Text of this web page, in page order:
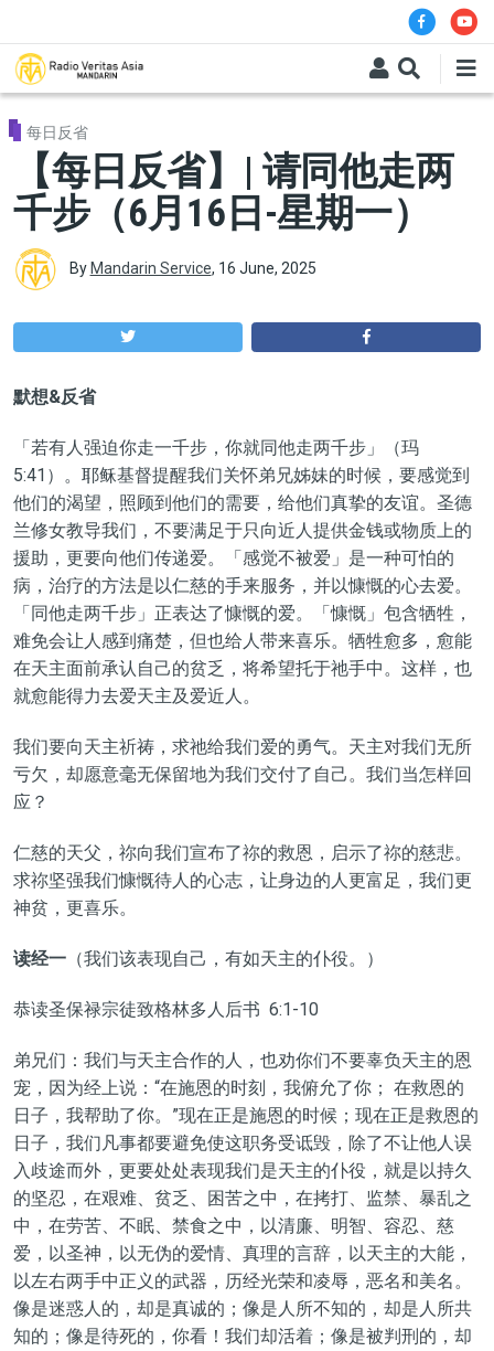
每日反省
【每日反省】| 请同他走两
千步（6月16日-星期一）
By Mandarin Service, 16 June, 2025
默想&反省
「若有人强迫你走一千步，你就同他走两千步」（玛
5:41）。耶稣基督提醒我们关怀弟兄姊妹的时候，要感觉到
他们的渴望，照顾到他们的需要，给他们真挚的友谊。圣德
兰修女教导我们，不要满足于只向近人提供金钱或物质上的
援助，更要向他们传递爱。「感觉不被爱」是一种可怕的
病，治疗的方法是以仁慈的手来服务，并以慷慨的心去爱。
「同他走两千步」正表达了慷慨的爱。「慷慨」包含牺牲，
难免会让人感到痛楚，但也给人带来喜乐。牺牲愈多，愈能
在天主面前承认自己的贫乏，将希望托于祂手中。这样，也
就愈能得力去爱天主及爱近人。
我们要向天主祈祷，求祂给我们爱的勇气。天主对我们无所
亏欠，却愿意毫无保留地为我们交付了自己。我们当怎样回
应？
仁慈的天父，祢向我们宣布了祢的救恩，启示了祢的慈悲。
求祢坚强我们慷慨待人的心志，让身边的人更富足，我们更
神贫，更喜乐。
读经一（我们该表现自己，有如天主的仆役。）
恭读圣保禄宗徒致格林多人后书 6:1-10
弟兄们：我们与天主合作的人，也劝你们不要辜负天主的恩
宠，因为经上说：“在施恩的时刻，我俯允了你； 在救恩的
日子，我帮助了你。”现在正是施恩的时候；现在正是救恩的
日子，我们凡事都要避免使这职务受诋毁，除了不让他人误
入歧途而外，更要处处表现我们是天主的仆役，就是以持久
的坚忍，在艰难、贫乏、困苦之中，在拷打、监禁、暴乱之
中，在劳苦、不眠、禁食之中，以清廉、明智、容忍、慈
爱，以圣神，以无伪的爱情、真理的言辞，以天主的大能，
以左右两手中正义的武器，历经光荣和凌辱，恶名和美名。
像是迷惑人的，却是真诚的；像是人所不知的，却是人所共
知的；像是待死的，你看！我们却活着；像是被判刑的，却